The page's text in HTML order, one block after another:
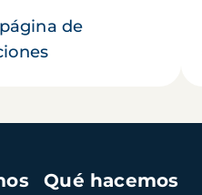
de
Qué hacemos